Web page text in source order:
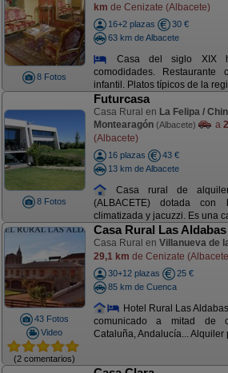
8 Fotos
km de Cenizate (Albacete)
16+2 plazas
30 €
63 km de Albacete
Casa del siglo XIX
comodidades.
infantil. Platos típicos de la
8 Fotos
Futurcasa
Casa Rural en La Felipa /
Montearagón (Albacete) a
(Albacete)
16 plazas
43 €
13 km de Albacete
Casa rural de
(ALBACETE) dotada con
climatizada y jacuzzi. Es una
43 Fotos
Video
(2 comentarios)
Casa Rural Las Aldabas
Casa Rural en Villanueva de
29,1 km de Cenizate
30+12 plazas
25 €
85 km de Cuenca
Hotel Rural Las
comunicado a mitad de
Cataluña, Andalucía... Alquiler